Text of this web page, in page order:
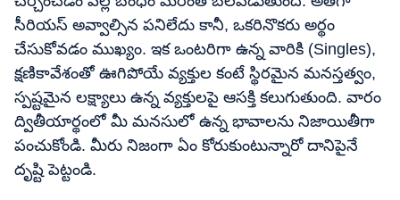
సీరియస్ అవ్వాల్సిన పనిలేదు కానీ, ఒకరినొకరు అర్థం
చేసుకోవడం ముఖ్యం. ఇక ఒంటరిగా ఉన్న వారికి (Singles),
క్షణికావేశంతో ఊగిపోయే వ్యక్తుల కంటే స్థిరమైన మనస్తత్వం,
స్పష్టమైన లక్ష్యాలు ఉన్న వ్యక్తులపై ఆసక్తి కలుగుతుంది. వారం
ద్వితీయార్థంలో మీ మనసులో ఉన్న భావాలను నిజాయితీగా
పంచుకోండి. మీరు నిజంగా ఏం కోరుకుంటున్నారో దానిపైనే
దృష్టి పెట్టండి.